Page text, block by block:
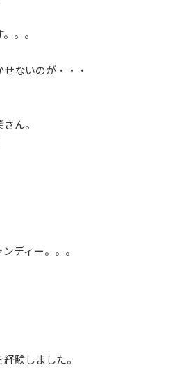
。。
ないのが・・・
ん。
ディー。。。
験しました。